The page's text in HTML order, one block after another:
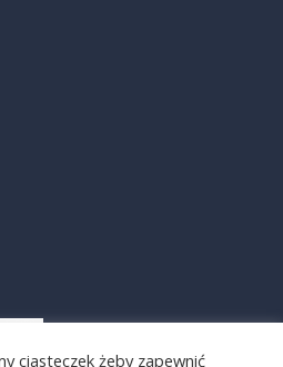
ciasteczek żeby zapewnić